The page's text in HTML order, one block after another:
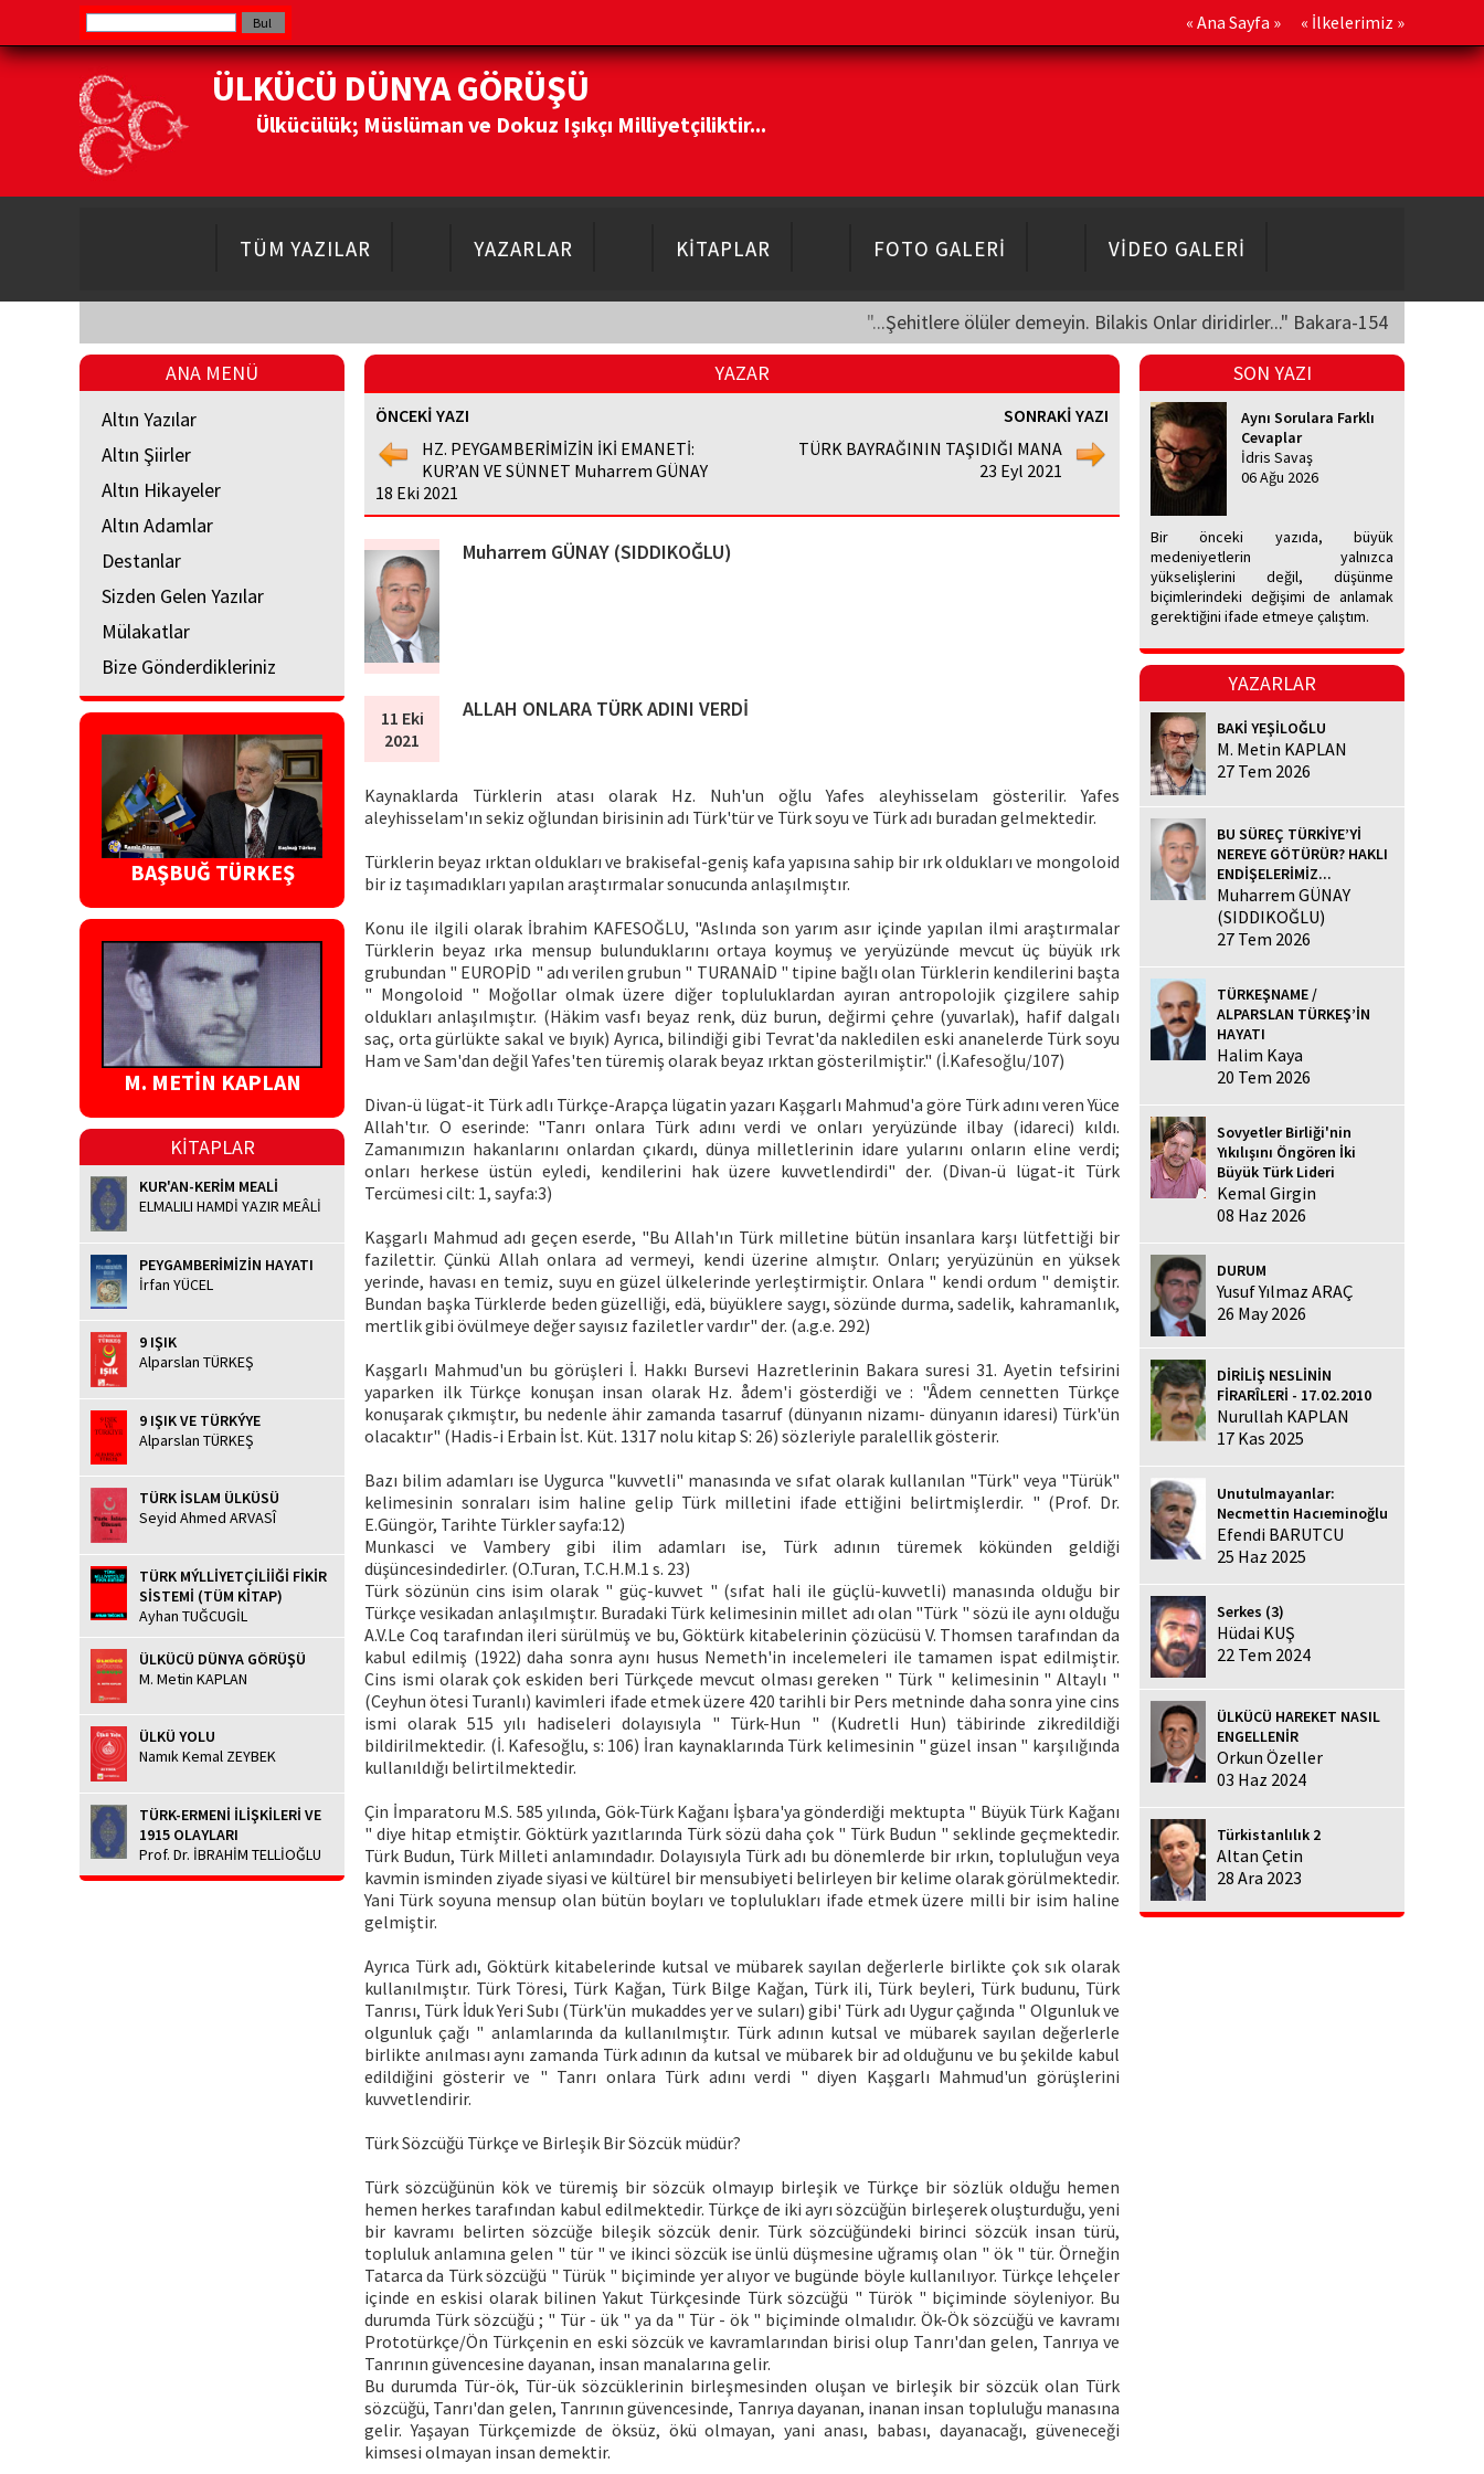
« Ana Sayfa » « İlkelerimiz »
ÜLKÜCÜ DÜNYA GÖRÜŞÜ
Ülkücülük; Müslüman ve Dokuz Işıkçı Milliyetçiliktir...
TÜM YAZILAR YAZARLAR KİTAPLAR FOTO GALERİ VİDEO GALERİ
"...Şehitlere ölüler demeyin. Bilakis Onlar diridirler..." Bakara-154
ANA MENÜ
Altın Yazılar
Altın Şiirler
Altın Hikayeler
Altın Adamlar
Destanlar
Sizden Gelen Yazılar
Mülakatlar
Bize Gönderdikleriniz
BAŞBUĞ TÜRKEŞ
M. METİN KAPLAN
KİTAPLAR
KUR'AN-KERİM MEALİ
ELMALILI HAMDİ YAZIR MEÂLİ
PEYGAMBERİMİZİN HAYATI
İrfan YÜCEL
9 IŞIK
Alparslan TÜRKEŞ
9 IŞIK VE TÜRKÝYE
Alparslan TÜRKEŞ
TÜRK İSLAM ÜLKÜSÜ
Seyid Ahmed ARVASÎ
TÜRK MÝLLİYETÇİLİİĞİ FİKİR
SİSTEMİ (TÜM KİTAP)
Ayhan TUĞCUGİL
ÜLKÜCÜ DÜNYA GÖRÜŞÜ
M. Metin KAPLAN
ÜLKÜ YOLU
Namık Kemal ZEYBEK
TÜRK-ERMENİ İLİŞKİLERİ VE
1915 OLAYLARI
Prof. Dr. İBRAHİM TELLİOĞLU
YAZAR
ÖNCEKİ YAZI
HZ. PEYGAMBERİMİZİN İKİ EMANETİ:
KUR’AN VE SÜNNET Muharrem GÜNAY
18 Eki 2021
SONRAKİ YAZI
TÜRK BAYRAĞININ TAŞIDIĞI MANA
23 Eyl 2021
Muharrem GÜNAY (SIDDIKOĞLU)
11 Eki
2021
ALLAH ONLARA TÜRK ADINI VERDİ
Kaynaklarda Türklerin atası olarak Hz. Nuh'un oğlu Yafes aleyhisselam gösterilir. Yafes
aleyhisselam'ın sekiz oğlundan birisinin adı Türk'tür ve Türk soyu ve Türk adı buradan gelmektedir.
Türklerin beyaz ırktan oldukları ve brakisefal-geniş kafa yapısına sahip bir ırk oldukları ve mongoloid
bir iz taşımadıkları yapılan araştırmalar sonucunda anlaşılmıştır.
Konu ile ilgili olarak İbrahim KAFESOĞLU, "Aslında son yarım asır içinde yapılan ilmi araştırmalar
Türklerin beyaz ırka mensup bulunduklarını ortaya koymuş ve yeryüzünde mevcut üç büyük ırk
grubundan " EUROPİD " adı verilen grubun " TURANAİD " tipine bağlı olan Türklerin kendilerini başta
" Mongoloid " Moğollar olmak üzere diğer topluluklardan ayıran antropolojik çizgilere sahip
oldukları anlaşılmıştır. (Häkim vasfı beyaz renk, düz burun, değirmi çehre (yuvarlak), hafif dalgalı
saç, orta gürlükte sakal ve bıyık) Ayrıca, bilindiği gibi Tevrat'da nakledilen eski ananelerde Türk soyu
Ham ve Sam'dan değil Yafes'ten türemiş olarak beyaz ırktan gösterilmiştir." (İ.Kafesoğlu/107)
Divan-ü lügat-it Türk adlı Türkçe-Arapça lügatin yazarı Kaşgarlı Mahmud'a göre Türk adını veren Yüce
Allah'tır. O eserinde: "Tanrı onlara Türk adını verdi ve onları yeryüzünde ilbay (idareci) kıldı.
Zamanımızın hakanlarını onlardan çıkardı, dünya milletlerinin idare yularını onların eline verdi;
onları herkese üstün eyledi, kendilerini hak üzere kuvvetlendirdi" der. (Divan-ü lügat-it Türk
Tercümesi cilt: 1, sayfa:3)
Kaşgarlı Mahmud adı geçen eserde, "Bu Allah'ın Türk milletine bütün insanlara karşı lütfettiği bir
fazilettir. Çünkü Allah onlara ad vermeyi, kendi üzerine almıştır. Onları; yeryüzünün en yüksek
yerinde, havası en temiz, suyu en güzel ülkelerinde yerleştirmiştir. Onlara " kendi ordum " demiştir.
Bundan başka Türklerde beden güzelliği, edä, büyüklere saygı, sözünde durma, sadelik, kahramanlık,
mertlik gibi övülmeye değer sayısız faziletler vardır" der. (a.g.e. 292)
Kaşgarlı Mahmud'un bu görüşleri İ. Hakkı Bursevi Hazretlerinin Bakara suresi 31. Ayetin tefsirini
yaparken ilk Türkçe konuşan insan olarak Hz. ådem'i gösterdiği ve : "Âdem cennetten Türkçe
konuşarak çıkmıştır, bu nedenle ähir zamanda tasarruf (dünyanın nizamı- dünyanın idaresi) Türk'ün
olacaktır" (Hadis-i Erbain İst. Küt. 1317 nolu kitap S: 26) sözleriyle paralellik gösterir.
Bazı bilim adamları ise Uygurca "kuvvetli" manasında ve sıfat olarak kullanılan "Türk" veya "Türük"
kelimesinin sonraları isim haline gelip Türk milletini ifade ettiğini belirtmişlerdir. " (Prof. Dr.
E.Güngör, Tarihte Türkler sayfa:12)
Munkasci ve Vambery gibi ilim adamları ise, Türk adının türemek kökünden geldiği
düşüncesindedirler. (O.Turan, T.C.H.M.1 s. 23)
Türk sözünün cins isim olarak " güç-kuvvet " (sıfat hali ile güçlü-kuvvetli) manasında olduğu bir
Türkçe vesikadan anlaşılmıştır. Buradaki Türk kelimesinin millet adı olan "Türk " sözü ile aynı olduğu
A.V.Le Coq tarafından ileri sürülmüş ve bu, Göktürk kitabelerinin çözücüsü V. Thomsen tarafından da
kabul edilmiş (1922) daha sonra aynı husus Nemeth'in incelemeleri ile tamamen ispat edilmiştir.
Cins ismi olarak çok eskiden beri Türkçede mevcut olması gereken " Türk " kelimesinin " Altaylı "
(Ceyhun ötesi Turanlı) kavimleri ifade etmek üzere 420 tarihli bir Pers metninde daha sonra yine cins
ismi olarak 515 yılı hadiseleri dolayısıyla " Türk-Hun " (Kudretli Hun) täbirinde zikredildiği
bildirilmektedir. (İ. Kafesoğlu, s: 106) İran kaynaklarında Türk kelimesinin " güzel insan " karşılığında
kullanıldığı belirtilmektedir.
Çin İmparatoru M.S. 585 yılında, Gök-Türk Kağanı İşbara'ya gönderdiği mektupta " Büyük Türk Kağanı
" diye hitap etmiştir. Göktürk yazıtlarında Türk sözü daha çok " Türk Budun " seklinde geçmektedir.
Türk Budun, Türk Milleti anlamındadır. Dolayısıyla Türk adı bu dönemlerde bir ırkın, topluluğun veya
kavmin isminden ziyade siyasi ve kültürel bir mensubiyeti belirleyen bir kelime olarak görülmektedir.
Yani Türk soyuna mensup olan bütün boyları ve toplulukları ifade etmek üzere milli bir isim haline
gelmiştir.
Ayrıca Türk adı, Göktürk kitabelerinde kutsal ve mübarek sayılan değerlerle birlikte çok sık olarak
kullanılmıştır. Türk Töresi, Türk Kağan, Türk Bilge Kağan, Türk ili, Türk beyleri, Türk budunu, Türk
Tanrısı, Türk İduk Yeri Subı (Türk'ün mukaddes yer ve suları) gibi' Türk adı Uygur çağında " Olgunluk ve
olgunluk çağı " anlamlarında da kullanılmıştır. Türk adının kutsal ve mübarek sayılan değerlerle
birlikte anılması aynı zamanda Türk adının da kutsal ve mübarek bir ad olduğunu ve bu şekilde kabul
edildiğini gösterir ve " Tanrı onlara Türk adını verdi " diyen Kaşgarlı Mahmud'un görüşlerini
kuvvetlendirir.
Türk Sözcüğü Türkçe ve Birleşik Bir Sözcük müdür?
Türk sözcüğünün kök ve türemiş bir sözcük olmayıp birleşik ve Türkçe bir sözlük olduğu hemen
hemen herkes tarafından kabul edilmektedir. Türkçe de iki ayrı sözcüğün birleşerek oluşturduğu, yeni
bir kavramı belirten sözcüğe bileşik sözcük denir. Türk sözcüğündeki birinci sözcük insan türü,
topluluk anlamına gelen " tür " ve ikinci sözcük ise ünlü düşmesine uğramış olan " ök " tür. Örneğin
Tatarca da Türk sözcüğü " Türük " biçiminde yer alıyor ve bugünde böyle kullanılıyor. Türkçe lehçeler
içinde en eskisi olarak bilinen Yakut Türkçesinde Türk sözcüğü " Türök " biçiminde söyleniyor. Bu
durumda Türk sözcüğü ; " Tür - ük " ya da " Tür - ök " biçiminde olmalıdır. Ök-Ök sözcüğü ve kavramı
Prototürkçe/Ön Türkçenin en eski sözcük ve kavramlarından birisi olup Tanrı'dan gelen, Tanrıya ve
Tanrının güvencesine dayanan, insan manalarına gelir.
Bu durumda Tür-ök, Tür-ük sözcüklerinin birleşmesinden oluşan ve birleşik bir sözcük olan Türk
sözcüğü, Tanrı'dan gelen, Tanrının güvencesinde, Tanrıya dayanan, inanan insan topluluğu manasına
gelir. Yaşayan Türkçemizde de öksüz, ökü olmayan, yani anası, babası, dayanacağı, güveneceği
kimsesi olmayan insan demektir.
SON YAZI
Aynı Sorulara Farklı
Cevaplar
İdris Savaş
06 Ağu 2026
Bir önceki yazıda, büyük
medeniyetlerin yalnızca
yükselişlerini değil, düşünme
biçimlerindeki değişimi de anlamak
gerektiğini ifade etmeye çalıştım.
YAZARLAR
BAKİ YEŞİLOĞLU
M. Metin KAPLAN
27 Tem 2026
BU SÜREÇ TÜRKİYE’Yİ
NEREYE GÖTÜRÜR? HAKLI
ENDİŞELERİMİZ...
Muharrem GÜNAY
(SIDDIKOĞLU)
27 Tem 2026
TÜRKEŞNAME /
ALPARSLAN TÜRKEŞ’İN
HAYATI
Halim Kaya
20 Tem 2026
Sovyetler Birliği'nin
Yıkılışını Öngören İki
Büyük Türk Lideri
Kemal Girgin
08 Haz 2026
DURUM
Yusuf Yılmaz ARAÇ
26 May 2026
DİRİLİŞ NESLİNİN
FİRARÎLERİ - 17.02.2010
Nurullah KAPLAN
17 Kas 2025
Unutulmayanlar:
Necmettin Hacıeminoğlu
Efendi BARUTCU
25 Haz 2025
Serkes (3)
Hüdai KUŞ
22 Tem 2024
ÜLKÜCÜ HAREKET NASIL
ENGELLENİR
Orkun Özeller
03 Haz 2024
Türkistanlılık 2
Altan Çetin
28 Ara 2023